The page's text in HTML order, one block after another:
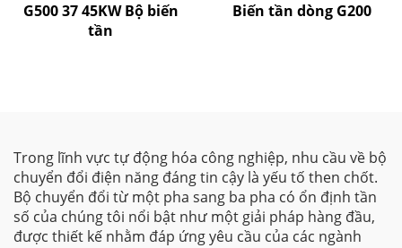
G500 37 45KW Bộ biến
tần
Biến tần dòng G200
Trong lĩnh vực tự động hóa công nghiệp, nhu cầu về bộ
chuyển đổi điện năng đáng tin cậy là yếu tố then chốt.
Bộ chuyển đổi từ một pha sang ba pha có ổn định tần
số của chúng tôi nổi bật như một giải pháp hàng đầu,
được thiết kế nhằm đáp ứng yêu cầu của các ngành